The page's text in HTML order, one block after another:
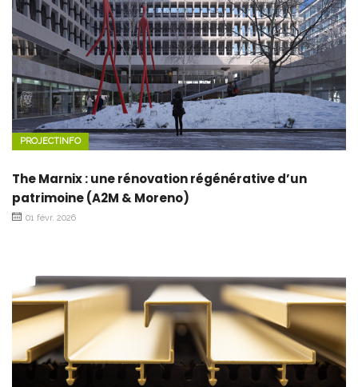
PROJECTINFO
The Marnix : une rénovation régénérative d’un
patrimoine (A2M & Moreno)
01 févr. 2026